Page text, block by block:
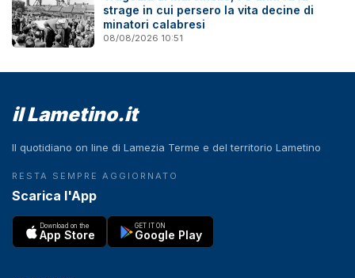
strage in cui persero la vita decine di
minatori calabresi
08/08/2026 10:51
il Lametino.it
Il quotidiano on line di Lamezia Terme e del territorio Lametino
RESTA SEMPRE AGGIORNATO
Scarica l'App
Download on the
App Store
GET IT ON
Google Play